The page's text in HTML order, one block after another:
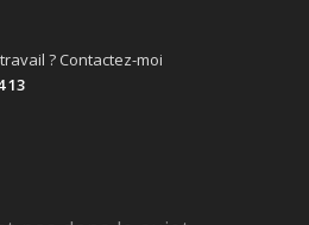
? Contactez-moi
13